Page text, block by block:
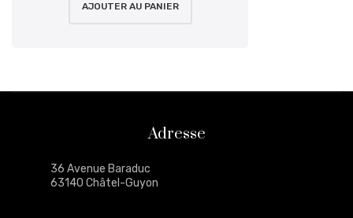
AJOUTER AU PANIER
Adresse
36 Avenue Baraduc
63140 Châtel-Guyon